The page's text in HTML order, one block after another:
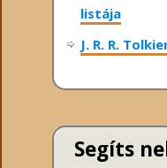
listája
J. R. R.
Segíts